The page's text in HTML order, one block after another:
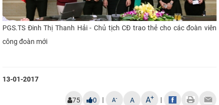
PGS.TS Đinh Thị Thanh Hải - Chủ tịch CĐ trao thẻ cho các đoàn viên
công đoàn mới
13-01-2017
75 0 | A- A A+ |